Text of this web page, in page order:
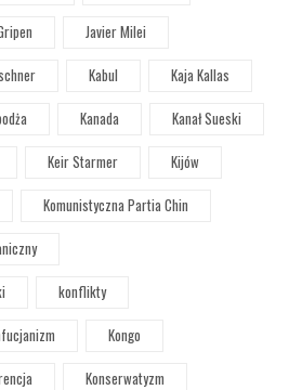
Javier Milei
Kabul
Kaja Kallas
Kanada
Kanał Sueski
Keir Starmer
Kijów
Komunistyczna Partia Chin
konflikty
Kongo
Konserwatyzm